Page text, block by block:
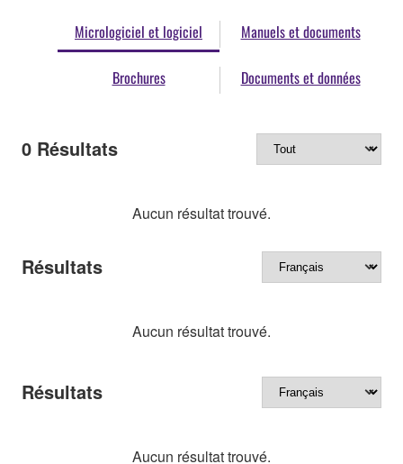
Micrologiciel et logiciel Manuels et documents
Brochures Documents et données
0 Résultats
Aucun résultat trouvé.
Résultats
Aucun résultat trouvé.
Résultats
Aucun résultat trouvé.